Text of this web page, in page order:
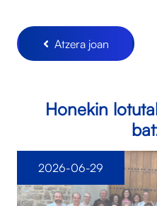
Atzera joan
Honekin
2026-06-29